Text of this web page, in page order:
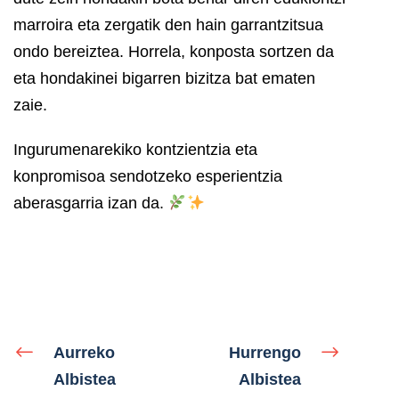
marroira eta zergatik den hain garrantzitsua
ondo bereiztea. Horrela, konposta sortzen da
eta hondakinei bigarren bizitza bat ematen
zaie.
Ingurumenarekiko kontzientzia eta
konpromisoa sendotzeko esperientzia
aberasgarria izan da.
Aurreko
Albistea
Hurrengo
Albistea